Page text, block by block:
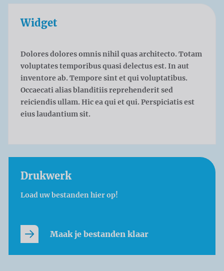
Widget
Dolores dolores omnis nihil quas architecto. Totam
voluptates temporibus quasi delectus est. In aut
inventore ab. Tempore sint et qui voluptatibus.
Occaecati alias blanditiis reprehenderit sed
reiciendis ullam. Hic ea qui et qui. Perspiciatis est
eius laudantium sit.
Drukwerk
Load uw bestanden hier op!
Maak je bestanden klaar